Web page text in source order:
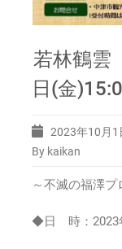
若林鶴
日(金
2023年10月1
By kaikan
～不滅の福澤
◆日 時：2023